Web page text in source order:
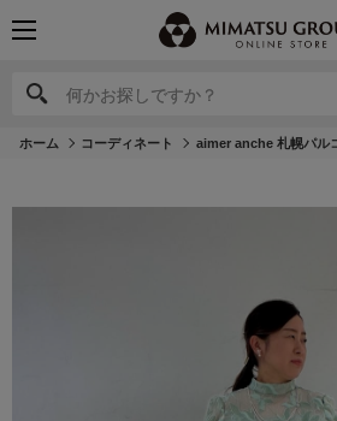
何かお探しですか？
何かお探しですか？
ホーム コーディネート aimer anche 札幌パル